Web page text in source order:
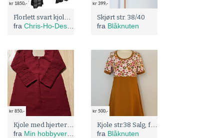
kr 1850,-
fra Chris-Ho-Design
kr 399,-
Skjørt str. 38/40
fra Blåknuten
kr 850,-
fra Min hobbyverden
kr 500,-
Kjole str.38 Salg, før: 750;
fra Blåknuten